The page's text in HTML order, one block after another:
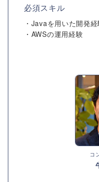
必須スキル
・Javaを用いた開発
・AWSの運用経験
コ